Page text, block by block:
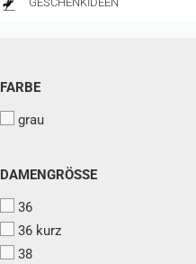
FARBE
FARBE
grau
DAMENGRÖSSE
DAMENGRÖSSE
36
36 kurz
38